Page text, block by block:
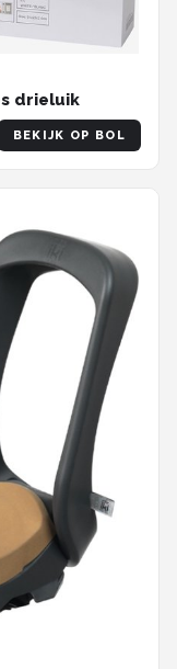
drieluik
BEKIJK OP BOL